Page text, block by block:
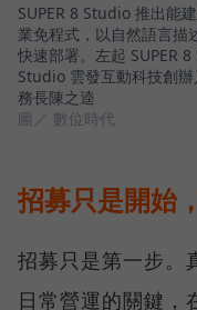
SUPER 8 Studio 推出能
業免程式，以自然語言描
快速部署。左起 SUPER
Studio 雲發互動科技創
務長陳之逵
圖／ 數位時代
招募只是開始
招募只是第一步。
日常營運的關鍵，